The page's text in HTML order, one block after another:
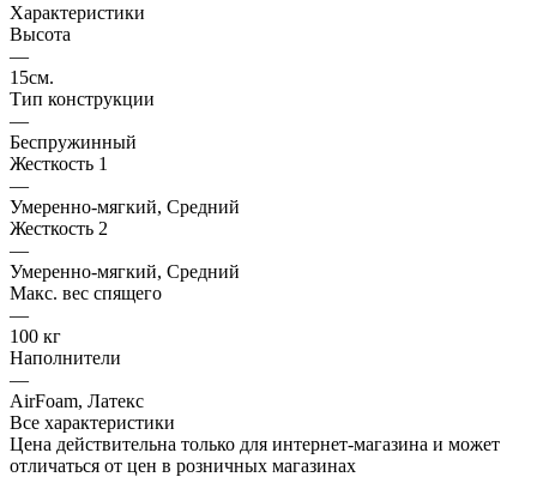
Характеристики
Высота
—
15см.
Тип конструкции
—
Беспружинный
Жесткость 1
—
Умеренно-мягкий, Средний
Жесткость 2
—
Умеренно-мягкий, Средний
Макс. вес спящего
—
100 кг
Наполнители
—
AirFoam, Латекс
Все характеристики
Цена действительна только для интернет-магазина и может
отличаться от цен в розничных магазинах